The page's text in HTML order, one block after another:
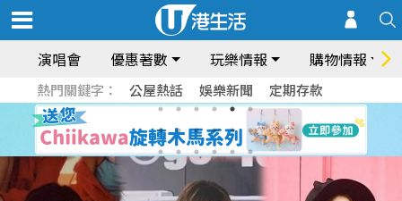
演唱會 優惠著數 玩樂情報 購物情報
熱門關鍵字： 公屋熱話 娛樂新聞 定期存款